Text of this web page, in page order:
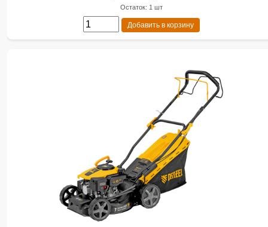
Остаток: 1 шт
Добавить в корзину